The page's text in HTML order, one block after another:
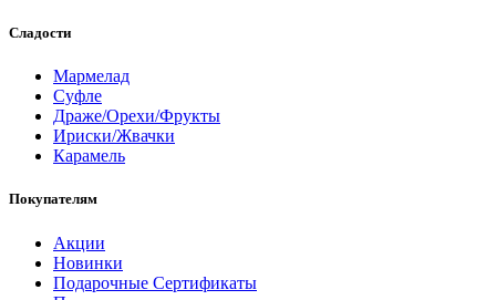
Сладости
Мармелад
Суфле
Драже/Орехи/Фрукты
Ириски/Жвачки
Карамель
Покупателям
Акции
Новинки
Подарочные Сертификаты